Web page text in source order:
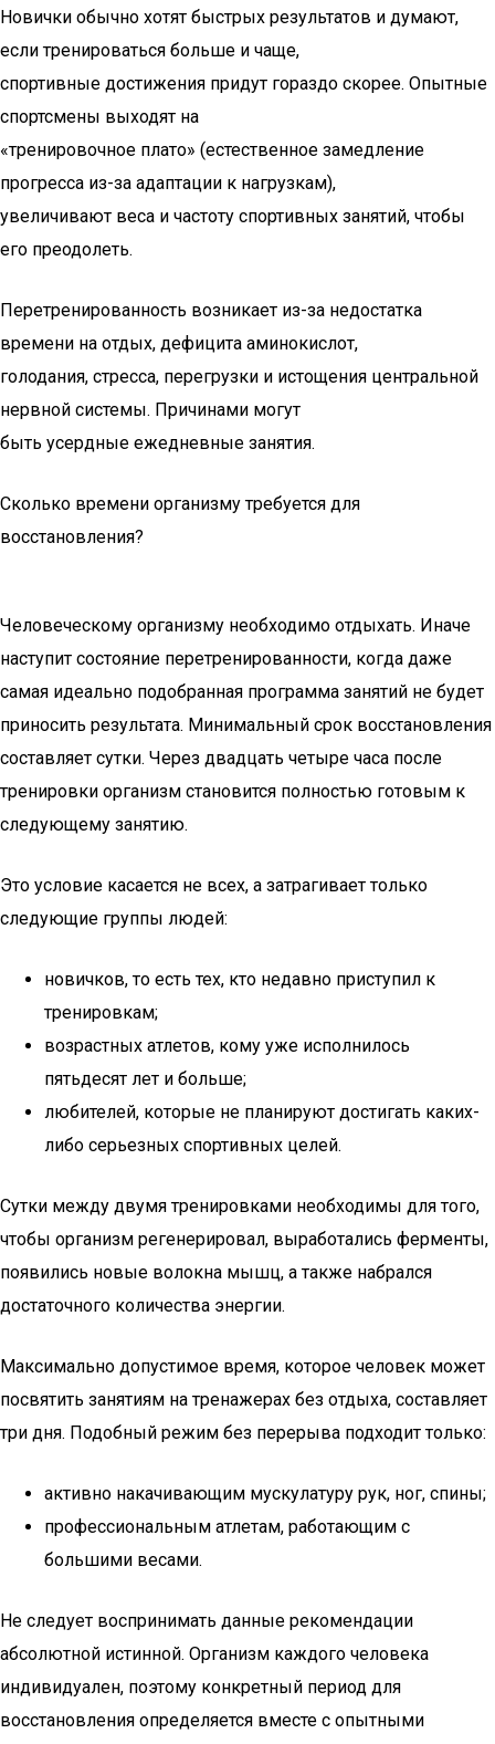
Новички обычно хотят быстрых результатов и думают,
если тренироваться больше и чаще,
спортивные достижения придут гораздо скорее. Опытные
спортсмены выходят на
«тренировочное плато» (естественное замедление
прогресса из-за адаптации к нагрузкам),
увеличивают веса и частоту спортивных занятий, чтобы
его преодолеть.
Перетренированность возникает из-за недостатка
времени на отдых, дефицита аминокислот,
голодания, стресса, перегрузки и истощения центральной
нервной системы. Причинами могут
быть усердные ежедневные занятия.
Сколько времени организму требуется для
восстановления?
Человеческому организму необходимо отдыхать. Иначе
наступит состояние перетренированности, когда даже
самая идеально подобранная программа занятий не будет
приносить результата. Минимальный срок восстановления
составляет сутки. Через двадцать четыре часа после
тренировки организм становится полностью готовым к
следующему занятию.
Это условие касается не всех, а затрагивает только
следующие группы людей:
новичков, то есть тех, кто недавно приступил к
тренировкам;
возрастных атлетов, кому уже исполнилось
пятьдесят лет и больше;
любителей, которые не планируют достигать каких-
либо серьезных спортивных целей.
Сутки между двумя тренировками необходимы для того,
чтобы организм регенерировал, выработались ферменты,
появились новые волокна мышц, а также набрался
достаточного количества энергии.
Максимально допустимое время, которое человек может
посвятить занятиям на тренажерах без отдыха, составляет
три дня. Подобный режим без перерыва подходит только:
активно накачивающим мускулатуру рук, ног, спины;
профессиональным атлетам, работающим с
большими весами.
Не следует воспринимать данные рекомендации
абсолютной истинной. Организм каждого человека
индивидуален, поэтому конкретный период для
восстановления определяется вместе с опытными